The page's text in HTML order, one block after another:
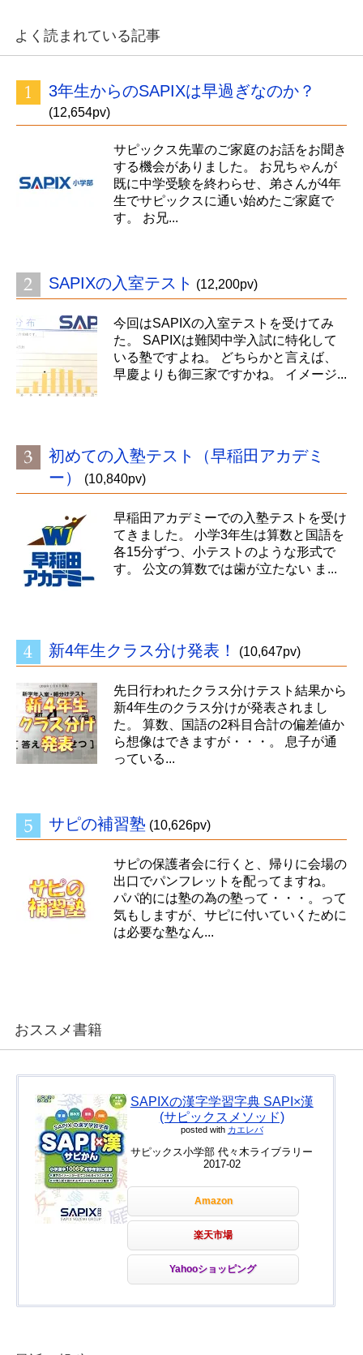
よく読まれている記事
3年生からのSAPIXは早過ぎなのか？
(12,654pv)
サピックス先輩のご家庭のお話をお聞き
する機会がありました。 お兄ちゃんが
既に中学受験を終わらせ、弟さんが4年
生でサピックスに通い始めたご家庭で
す。 お兄...
SAPIXの入室テスト (12,200pv)
今回はSAPIXの入室テストを受けてみ
た。 SAPIXは難関中学入試に特化して
いる塾ですよね。 どちらかと言えば、
早慶よりも御三家ですかね。 イメージ...
初めての入塾テスト（早稲田アカデミ
ー）
(10,840pv)
早稲田アカデミーでの入塾テストを受け
てきました。 小学3年生は算数と国語を
各15分ずつ、小テストのような形式で
す。 公文の算数では歯が立たない ま...
新4年生クラス分け発表！ (10,647pv)
先日行われたクラス分けテスト結果から
新4年生のクラス分けが発表されまし
た。 算数、国語の2科目合計の偏差値か
ら想像はできますが・・・。 息子が通
っている...
サピの補習塾 (10,626pv)
サピの保護者会に行くと、帰りに会場の
出口でパンフレットを配ってますね。
パパ的には塾の為の塾って・・・。って
気もしますが、サピに付いていくために
は必要な塾なん...
おススメ書籍
SAPIXの漢字学習字典 SAPI×漢
(サピックスメソッド)
posted with カエレバ
サピックス小学部 代々木ライブラリー
2017-02
Amazon
楽天市場
Yahooショッピング